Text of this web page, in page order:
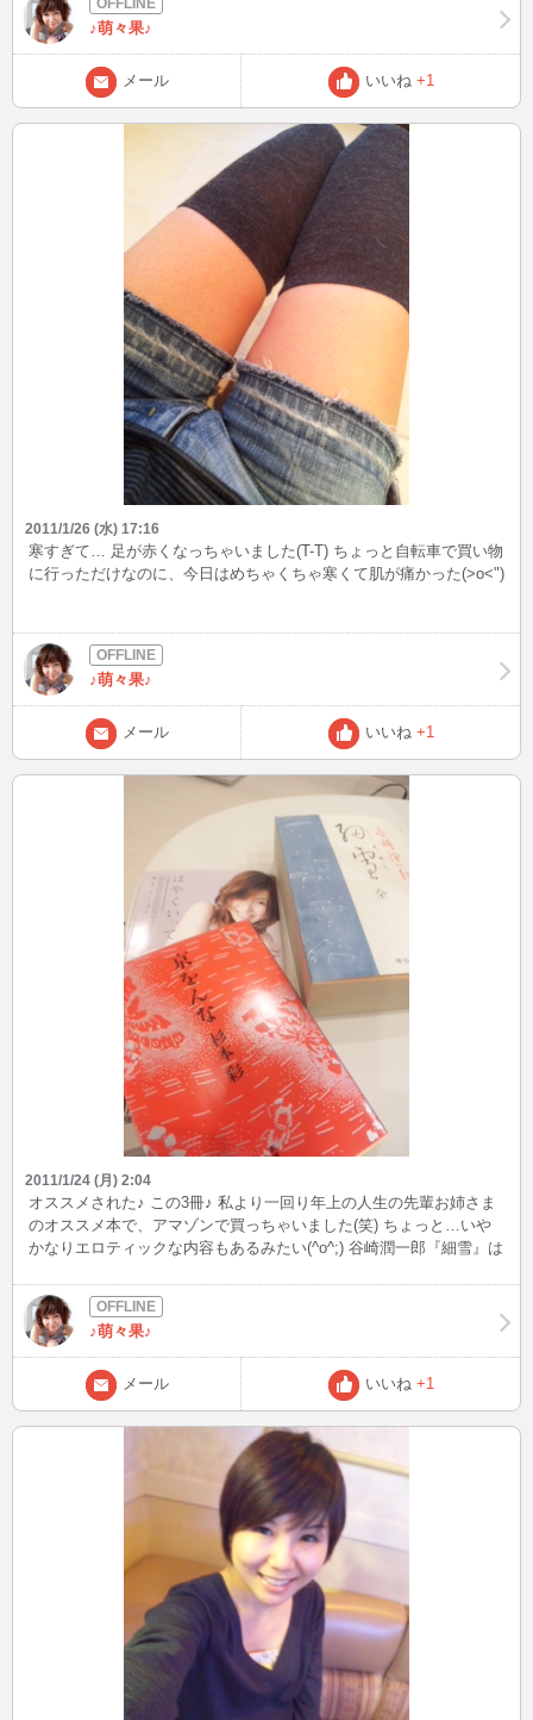
♪萌々果♪
メール いいね +1
2011/1/26 (水) 17:16
寒すぎて… 足が赤くなっちゃいました(T-T) ちょっと自転車で買い物
に行っただけなのに、今日はめちゃくちゃ寒くて肌が痛かった(>o<")
♪萌々果♪
メール いいね +1
2011/1/24 (月) 2:04
オススメされた♪ この3冊♪ 私より一回り年上の人生の先輩お姉さま
のオススメ本で、アマゾンで買っちゃいました(笑) ちょっと…いや
かなりエロティックな内容もあるみたい(^o^;) 谷崎潤一郎『細雪』は
な』はかなりリアルに杉本彩の幻想が描かれてるみたいです(*^.^*)
サタミシュウ『はやくいって』はSMの話で女性にも大好評みたいで
す(^з^)-☆ どれか知ってるのありますか？！ また読んだら感想書き
ます(／▽＼)♪
♪萌々果♪
メール いいね +1